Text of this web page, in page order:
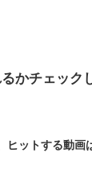
かチェック
ットする動画